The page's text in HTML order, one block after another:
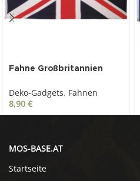
Fahne Großbritannien
Deko-Gadgets, Fahnen
8,90 €
MOS-BASE.AT
Startseite